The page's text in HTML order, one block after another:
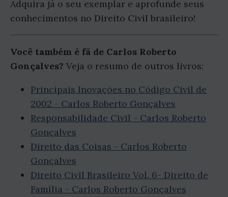
Adquira já o seu exemplar e aprofunde seus
conhecimentos no Direito Civil brasileiro!
Você também é fã de Carlos Roberto
Gonçalves? Veja o resumo de outros livros:
Principais Inovações no Código Civil de
2002 - Carlos Roberto Gonçalves
Responsabilidade Civil - Carlos Roberto
Gonçalves
Direito das Coisas - Carlos Roberto
Gonçalves
Direito Civil Brasileiro Vol. 6- Direito de
Família - Carlos Roberto Gonçalves